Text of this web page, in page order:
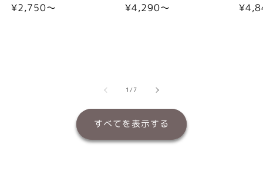
通
¥2,750〜
通
¥4,290〜
通
1/の
7
すべてを表示する